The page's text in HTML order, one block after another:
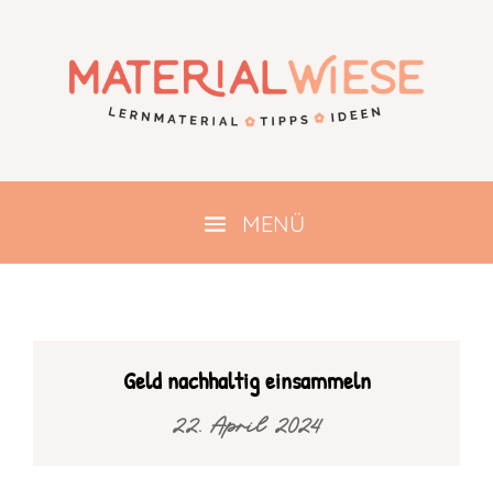
Geld nachhaltig einsammeln
22. April 2024